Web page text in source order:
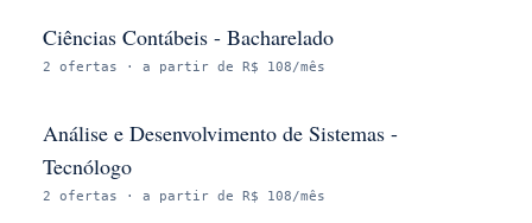
Ciências Contábeis - Bacharelado
2 ofertas · a partir de R$ 108/mês
Análise e Desenvolvimento de Sistemas -
Tecnólogo
2 ofertas · a partir de R$ 108/mês